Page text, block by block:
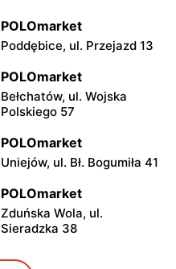
POLOmarket
Poddębice, ul. Przejazd 13
POLOmarket
Bełchatów, ul. Wojska
Polskiego 57
POLOmarket
Uniejów, ul. Bł. Bogumiła 41
POLOmarket
Zduńska Wola, ul.
Sieradzka 38
POLOmarket